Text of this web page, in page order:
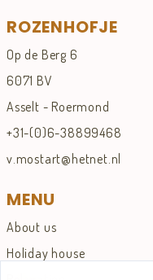
ROZENHOFJE
Op de Berg 6
6071 BV
Asselt - Roermond
+31-(0)6-38899468
v.mostart@hetnet.nl
MENU
About us
Holiday house